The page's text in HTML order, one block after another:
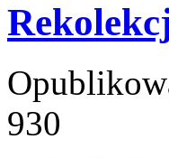
930